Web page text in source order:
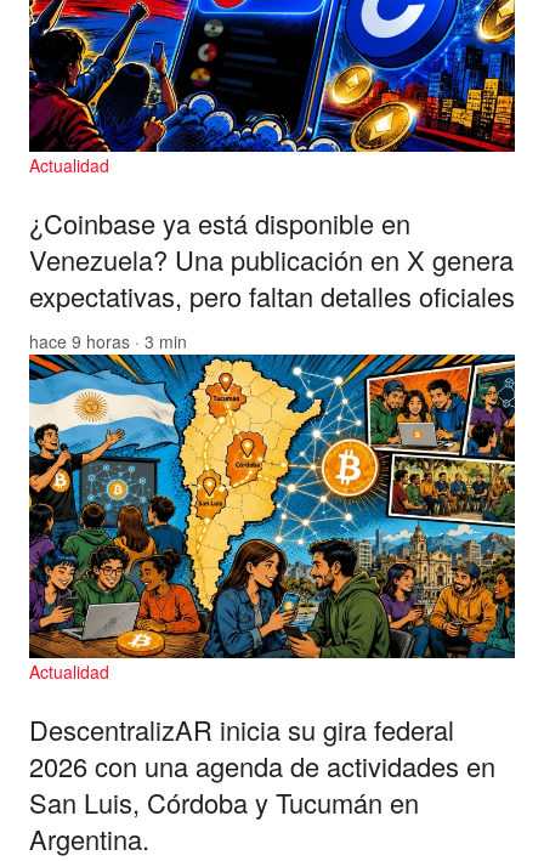
Actualidad
¿Coinbase ya está disponible en
Venezuela? Una publicación en X genera
expectativas, pero faltan detalles oficiales
hace 9 horas · 3 min
Actualidad
DescentralizAR inicia su gira federal
2026 con una agenda de actividades en
San Luis, Córdoba y Tucumán en
Argentina.